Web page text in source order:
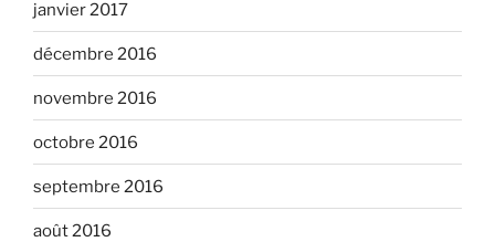
janvier 2017
décembre 2016
novembre 2016
octobre 2016
septembre 2016
août 2016